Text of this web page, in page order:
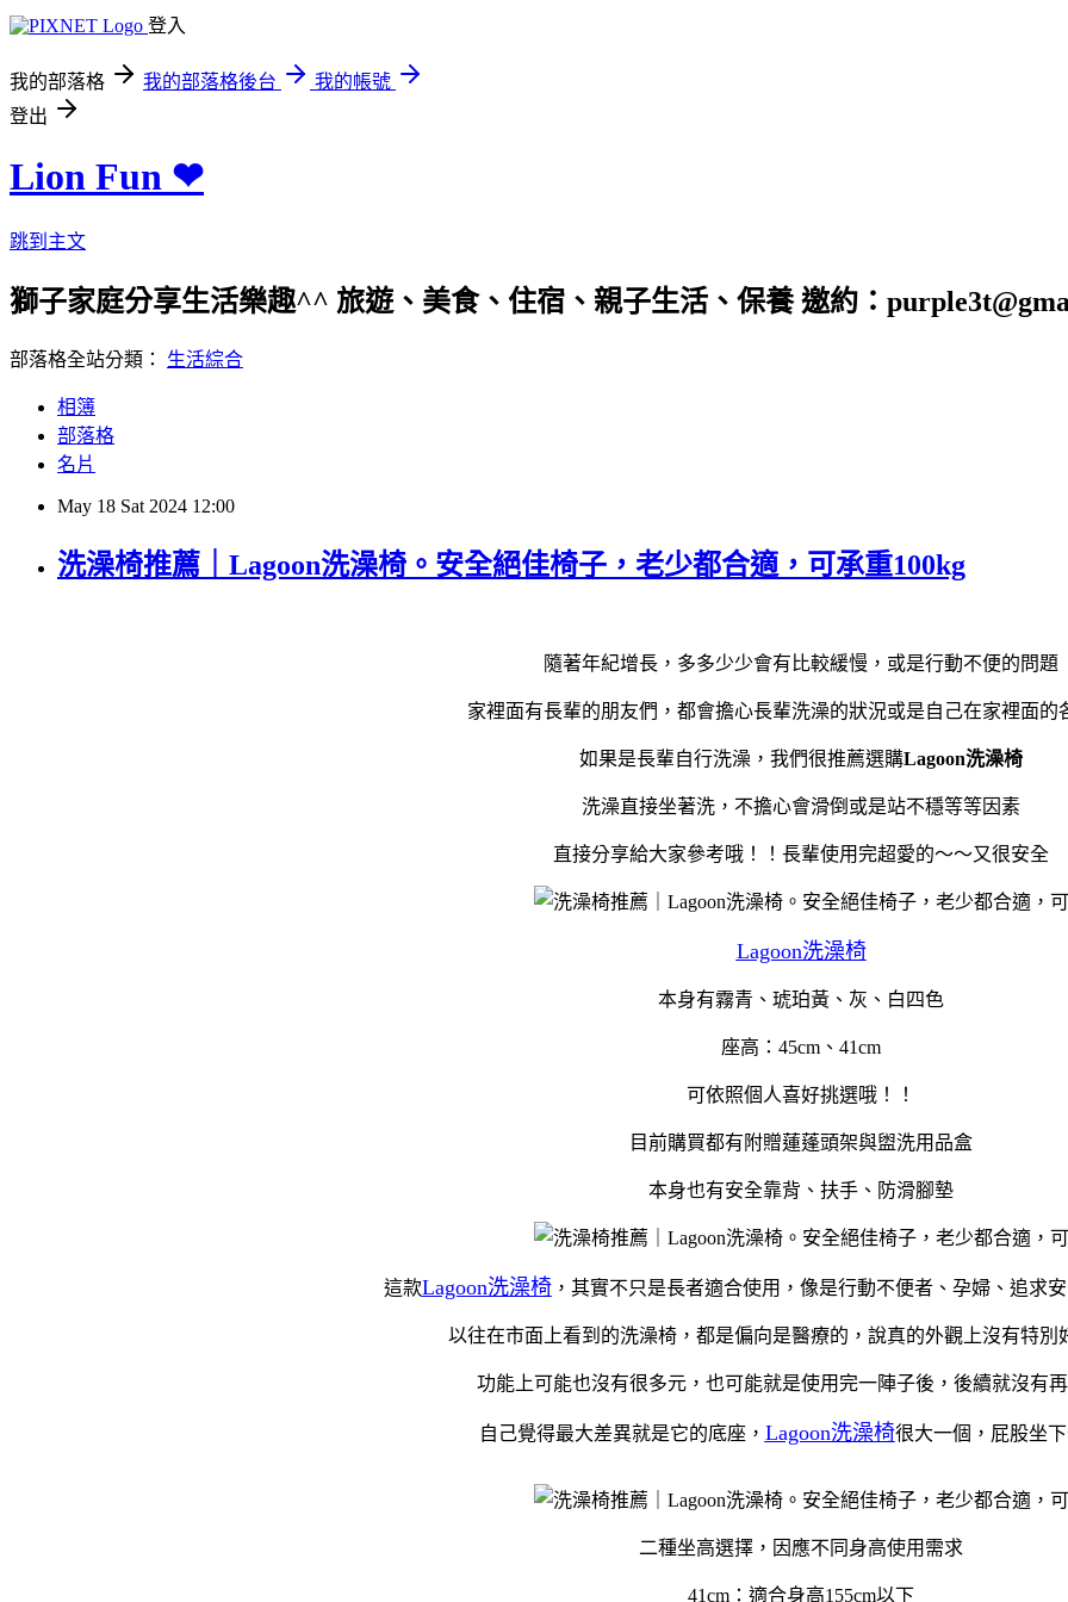
登入
我的部落格 我的部落格後台
我的帳號
登出
Lion Fun ❤
跳到主文
獅子家庭分享生活樂趣^^ 旅遊、美食、住宿、親子生活、保養 邀約：
部落格全站分類： 生活綜合
相簿
部落格
名片
May 18 Sat 2024 12:00
洗澡椅推薦｜Lagoon洗澡椅。安全絕佳椅子，老少都合適，可承重100kg
隨著年紀增長，多多少少會有比較緩慢，或是行動不便的問題
家裡面有長輩的朋友們，都會擔心長輩洗澡的狀況或是自己在家裡面的
如果是長輩自行洗澡，我們很推薦選購Lagoon洗澡椅
洗澡直接坐著洗，不擔心會滑倒或是站不穩等等因素
直接分享給大家參考哦！！長輩使用完超愛的～～又很安全
Lagoon洗澡椅
本身有霧青、琥珀黃、灰、白四色
座高：45cm、41cm
可依照個人喜好挑選哦！！
目前購買都有附贈蓮蓬頭架與盥洗用品盒
本身也有安全靠背、扶手、防滑腳墊
這款Lagoon洗澡椅，其實不只是長者適合使用，像是行動不便者、孕婦、追求
以往在市面上看到的洗澡椅，都是偏向是醫療的，說真的外觀上沒有特別
功能上可能也沒有很多元，也可能就是使用完一陣子後，後續就沒有
自己覺得最大差異就是它的底座， Lagoon洗澡椅很大一個，屁股坐
二種坐高選擇，因應不同身高使用需求
41cm：適合身高155cm以下